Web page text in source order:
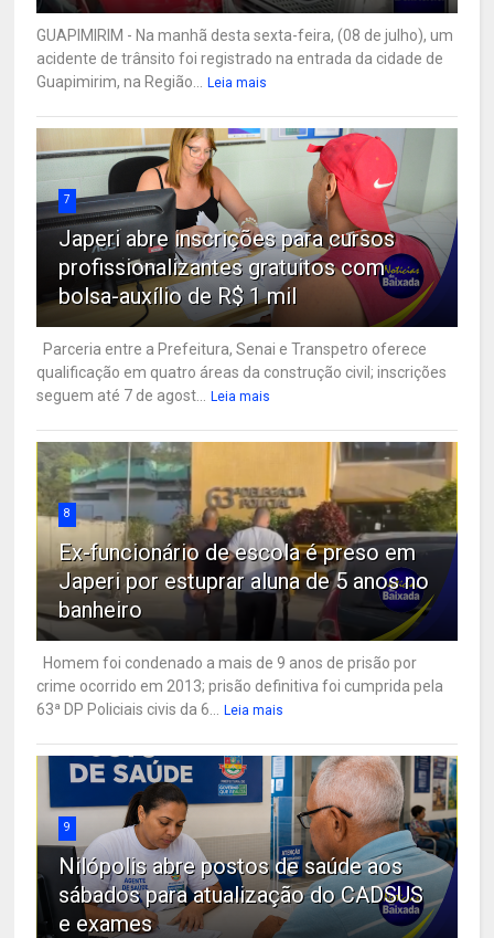
GUAPIMIRIM - Na manhã desta sexta-feira, (08 de julho), um
acidente de trânsito foi registrado na entrada da cidade de
Guapimirim, na Região...
Leia mais
7
Japeri abre inscrições para cursos
profissionalizantes gratuitos com
bolsa-auxílio de R$ 1 mil
Parceria entre a Prefeitura, Senai e Transpetro oferece
qualificação em quatro áreas da construção civil; inscrições
seguem até 7 de agost...
Leia mais
8
Ex-funcionário de escola é preso em
Japeri por estuprar aluna de 5 anos no
banheiro
Homem foi condenado a mais de 9 anos de prisão por
crime ocorrido em 2013; prisão definitiva foi cumprida pela
63ª DP Policiais civis da 6...
Leia mais
9
Nilópolis abre postos de saúde aos
sábados para atualização do CADSUS
e exames